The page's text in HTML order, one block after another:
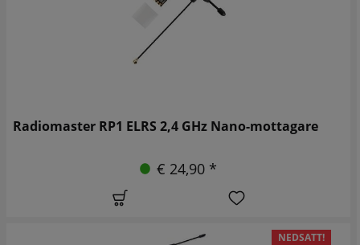
Radiomaster RP1 ELRS 2,4 GHz Nano-mottagare
€ 24,90 *
NEDSATT!